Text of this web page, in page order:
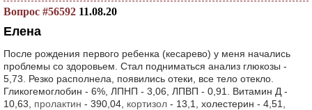
Вопрос #56592 11.08.20
Елена
После рождения первого ребенка (кесарево) у меня начались
проблемы со здоровьем. Стал подниматься анализ глюкозы -
5,73. Резко располнела, появились отеки, все тело отекло.
Гликогемоглобин - 6%, ЛПНП - 3,06, ЛПВП - 0,91. Витамин Д -
10,63, пролактин - 390,04, кортизол - 13,1, холестерин - 4,51,